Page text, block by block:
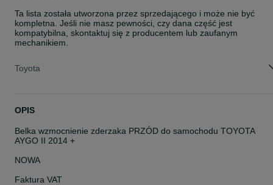
Ta lista została utworzona przez sprzedającego i może nie być
kompletna. Jeśli nie masz pewności, czy dana część jest
kompatybilna, skontaktuj się z producentem lub zaufanym
mechanikiem.
Toyota
OPIS
Belka wzmocnienie zderzaka PRZÓD do samochodu TOYOTA
AYGO II 2014 +
NOWA
Faktura VAT